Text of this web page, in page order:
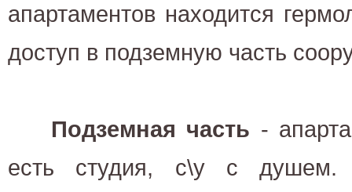
апартаментов находится
доступ в подземную часть
Подземная часть -
есть студия, с\у с душем.